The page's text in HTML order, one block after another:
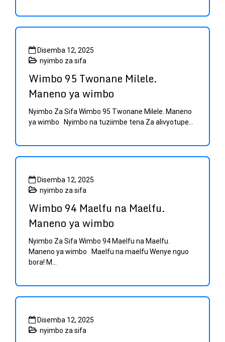
Wimbo 95 Twonane Milele.
Maneno ya wimbo
Disemba 12, 2025
nyimbo za sifa
Nyimbo Za Sifa Wimbo 95 Twonane Milele. Maneno
ya wimbo Nyimbo na tuziimbe tena Za alivyotupe...
Wimbo 94 Maelfu na Maelfu.
Maneno ya wimbo
Disemba 12, 2025
nyimbo za sifa
Nyimbo Za Sifa Wimbo 94 Maelfu na Maelfu.
Maneno ya wimbo Maelfu na maelfu Wenye nguo
bora! M...
Disemba 12, 2025
nyimbo za sifa